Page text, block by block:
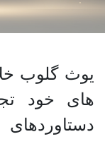
یوث گلوب
های خود